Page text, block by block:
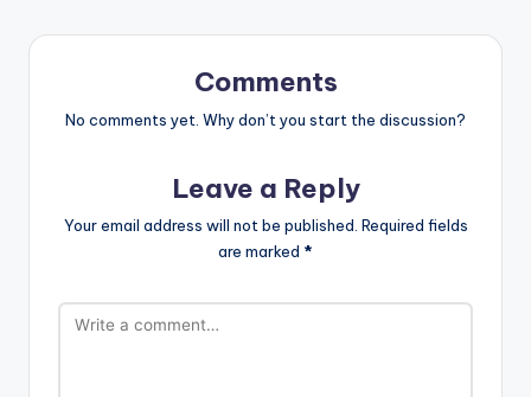
Comments
No comments yet. Why don’t you start the discussion?
Leave a Reply
Your email address will not be published. Required fields
are marked *